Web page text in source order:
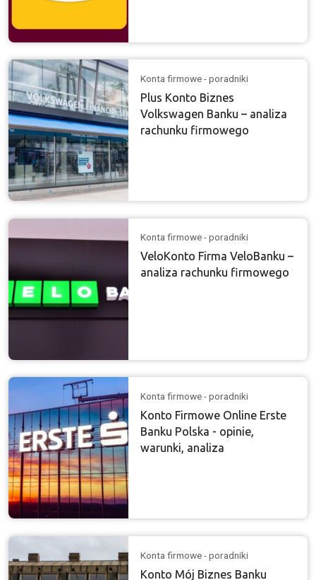
Konta firmowe - poradniki
Plus Konto Biznes
Volkswagen Banku – analiza
rachunku firmowego
Konta firmowe - poradniki
VeloKonto Firma VeloBanku –
analiza rachunku firmowego
Konta firmowe - poradniki
Konto Firmowe Online Erste
Banku Polska - opinie,
warunki, analiza
Konta firmowe - poradniki
Konto Mój Biznes Banku